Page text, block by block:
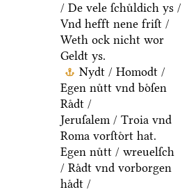
/ De vele ſchuͤldich ys /
Vnd hefft nene friſt /
Weth ock nicht wor
Geldt ys.
Nydt / Homodt /
Egen nuͤtt vnd boͤſen
Raͤdt /
Jeruſalem / Troia vnd
Roma vorſtoͤrt hat.
Egen nuͤtt / wreuelſch
/ Raͤdt vnd vorborgen
haͤdt /